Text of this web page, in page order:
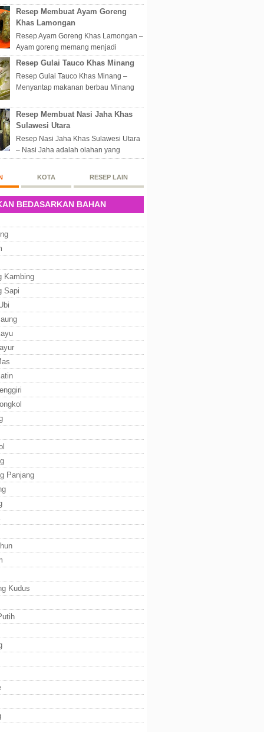
masakan Palembang yang berbau
olahan laut, maka kali kita akan
Resep Membuat Ayam Goreng
Khas Lamongan
Resep Ayam Goreng Khas Lamongan –
Ayam goreng memang menjadi
makanan spesial di Indonesia.
Walaupun sederhana, mengingat
proses pembuatanny...
Resep Gulai Tauco Khas Minang
Resep Gulai Tauco Khas Minang –
Menyantap makanan berbau Minang
ketempatnya. Sekarang dengan
banyaknya...
Resep Membuat Nasi Jaha Khas
Sulawesi Utara
Resep Nasi Jaha Khas Sulawesi Utara
– Nasi Jaha adalah olahan yang
merupakan perpaduan antara beras
KOTA RESEP LAIN
BEDASARKAN BAHAN
Kambing
Sapi
Panjang
Kudus